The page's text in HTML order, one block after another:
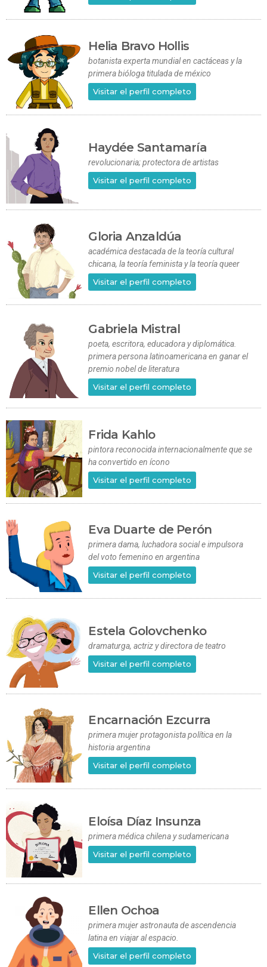
Helia Bravo Hollis
botanista experta mundial en cactáceas y la
primera bióloga titulada de méxico
Visitar el perfil completo
Haydée Santamaría
revolucionaria; protectora de artistas
Visitar el perfil completo
Gloria Anzaldúa
académica destacada de la teoría cultural
chicana, la teoría feminista y la teoría queer
Visitar el perfil completo
Gabriela Mistral
poeta, escritora, educadora y diplomática.
primera persona latinoamericana en ganar el
premio nobel de literatura
Visitar el perfil completo
Frida Kahlo
pintora reconocida internacionalmente que se
ha convertido en ícono
Visitar el perfil completo
Eva Duarte de Perón
primera dama, luchadora social e impulsora
del voto femenino en argentina
Visitar el perfil completo
Estela Golovchenko
dramaturga, actriz y directora de teatro
Visitar el perfil completo
Encarnación Ezcurra
primera mujer protagonista política en la
historia argentina
Visitar el perfil completo
Eloísa Díaz Insunza
primera médica chilena y sudamericana
Visitar el perfil completo
Ellen Ochoa
primera mujer astronauta de ascendencia
latina en viajar al espacio.
Visitar el perfil completo